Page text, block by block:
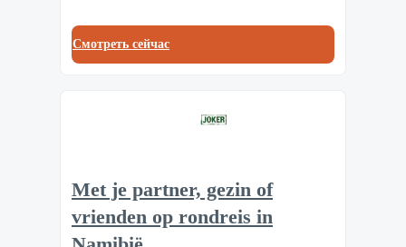
Смотреть сейчас
Met je partner, gezin of
vrienden op rondreis in